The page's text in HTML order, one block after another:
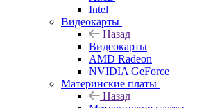
Intel
Видеокарты
Назад
Видеокарты
AMD Radeon
NVIDIA GeForce
Материнские платы
Назад